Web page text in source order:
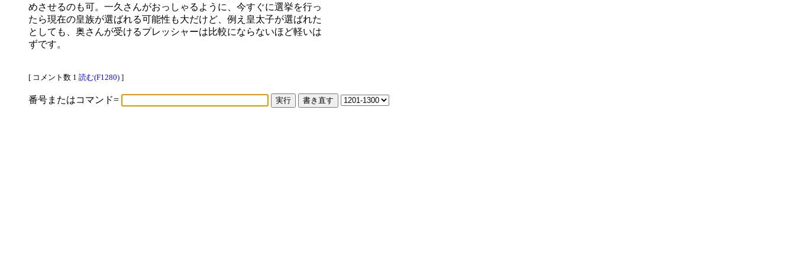
めさせるのも可。一久さんがおっしゃるように、今すぐに選挙を行っ
たら現在の皇族が選ばれる可能性も大だけど、例え皇太子が選ばれた
としても、奥さんが受けるプレッシャーは比較にならないほど軽いは
ずです。
[ コメント数 1 読む(F1280) ]
番号またはコマンド=